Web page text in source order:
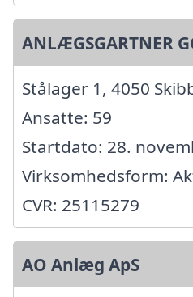
ANLÆGSGARTNER
Stålager 1, 4050
Ansatte: 59
Startdato: 28.
Virksomhedsform:
CVR: 25115279
AO Anlæg ApS